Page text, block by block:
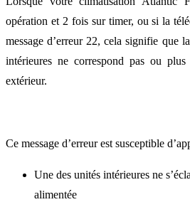
opération et 2 fois sur timer, ou si la
message d’erreur 22, cela signifie que
intérieures ne correspond pas ou
extérieur.
Ce message d’erreur est susceptible
Une des unités intérieures ne
alimentée